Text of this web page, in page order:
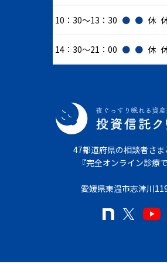
10：30～13：30 ● ● 休
14：30～21：00 ● ● 休
47都道府県の相談者さま
『完全オンライン診療
愛媛県東温市志津川